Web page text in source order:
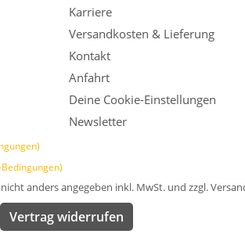
Karriere
Versandkosten & Lieferung
Kontakt
Anfahrt
Deine Cookie-Einstellungen
Newsletter
anders angegeben inkl. MwSt. und zzgl.
Vertrag widerrufen